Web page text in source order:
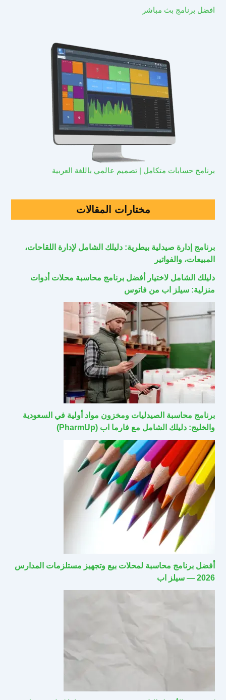
افضل برنامج بث مباشر
برنامج حسابات متكامل | تصميم عالمي باللغة العربية
مختارات المقالات
برنامج إدارة صيدلية بيطرية: دليلك الشامل لإدارة اللقاحات،
المبيعات، والفواتير
دليلك الشامل لاختيار أفضل برنامج محاسبة محلات أدوات
منزلية: سيلز اب من فاتوس
برنامج محاسبة الصيدليات ومخزون مواد أولية في السعودية
والخليج: دليلك الشامل مع فارما اب (PharmUp)
أفضل برنامج محاسبة لمحلات بيع وتجهيز مستلزمات المدارس
2026 — سيلز اب